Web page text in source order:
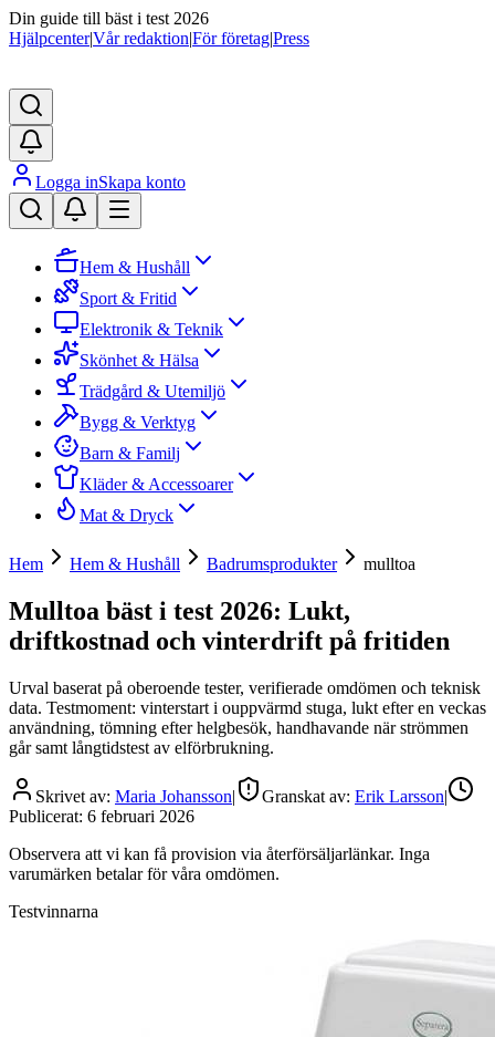
Din guide till bäst i test 2026
Hjälpcenter|Vår redaktion|För företag|Press
Logga inSkapa konto
Hem & Hushåll
Sport & Fritid
Elektronik & Teknik
Skönhet & Hälsa
Trädgård & Utemiljö
Bygg & Verktyg
Barn & Familj
Kläder & Accessoarer
Mat & Dryck
Hem Hem & Hushåll Badrumsprodukter mulltoa
Mulltoa bäst i test 2026: Lukt,
driftkostnad och vinterdrift på fritiden
Urval baserat på oberoende tester, verifierade omdömen och teknisk
data. Testmoment: vinterstart i ouppvärmd stuga, lukt efter en veckas
användning, tömning efter helgbesök, handhavande när strömmen
går samt långtidstest av elförbrukning.
Skrivet av: Maria Johansson| Granskat av: Erik Larsson|
Publicerat: 6 februari 2026
Observera att vi kan få provision via återförsäljarlänkar. Inga
varumärken betalar för våra omdömen.
Testvinnarna